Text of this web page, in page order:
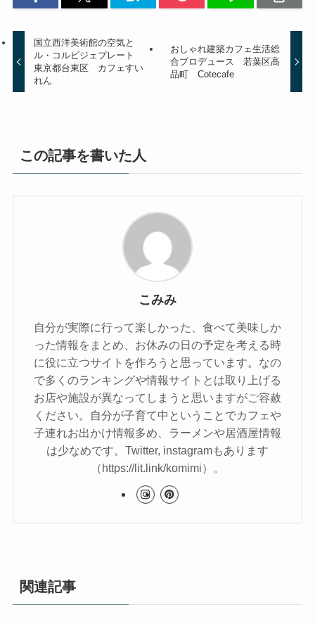
国立西洋美術館の空気と
ル・コルビジェプレート
東京都台東区 カフェすい
れん
おしゃれ建築カフェ生活総
合プロデュース 若葉区高
品町 Cotecafe
この記事を書いた人
こみみ
自分が実際に行って楽しかった、食べて美味しか
った情報をまとめ、お休みの日の予定を考える時
に役に立つサイトを作ろうと思っています。なの
で多くのランキングや情報サイトとは取り上げる
お店や施設が異なってしまうと思いますがご容赦
ください。自分が子育て中ということでカフェや
子連れお出かけ情報多め、ラーメンや居酒屋情報
は少なめです。Twitter, instagramもあります
（https://lit.link/komimi）。
関連記事